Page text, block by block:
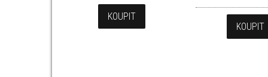
KOUPIT
KOUPIT